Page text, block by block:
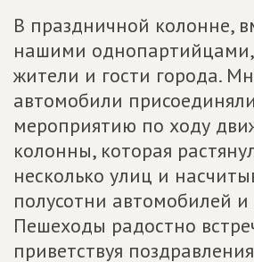
В праздничной колонне,
нашими однопартийцами,
жители и гости города.
автомобили
мероприятию по ходу
колонны, которая
несколько улиц и
полусотни автомобилей
Пешеходы радостно
приветствуя